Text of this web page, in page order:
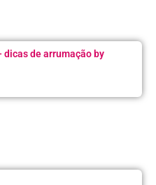
dicas de arrumação by